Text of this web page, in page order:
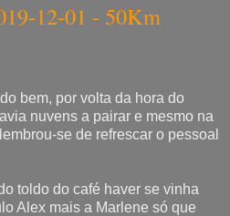
12-01 - 50Km
bem, por volta da hora do
nuvens a pairar e mesmo na
se de refrescar o pessoal
toldo do café haver se vinha
Alex mais a Marlene só que